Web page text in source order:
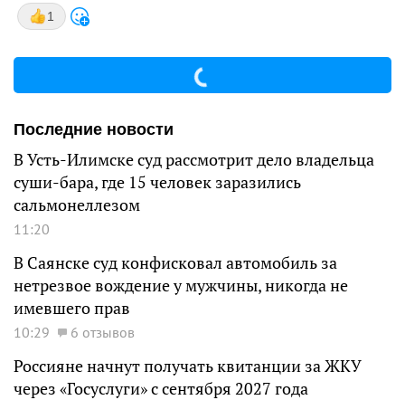
1
Последние новости
В Усть-Илимске суд рассмотрит дело владельца
суши-бара, где 15 человек заразились
сальмонеллезом
11:20
В Саянске суд конфисковал автомобиль за
нетрезвое вождение у мужчины, никогда не
имевшего прав
10:29 6 отзывов
Россияне начнут получать квитанции за ЖКУ
через «Госуслуги» с сентября 2027 года